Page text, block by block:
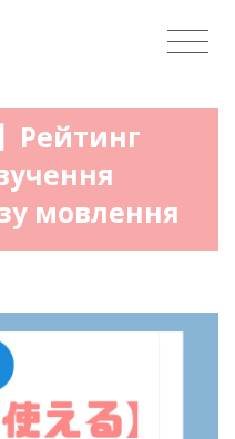
Рейтинг
мовлення